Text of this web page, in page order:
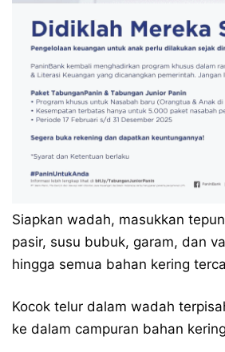
Siapkan wadah, masukkan
pasir, susu bubuk, garam, dan
hingga semua bahan kering
Kocok telur dalam wadah
ke dalam campuran bahan